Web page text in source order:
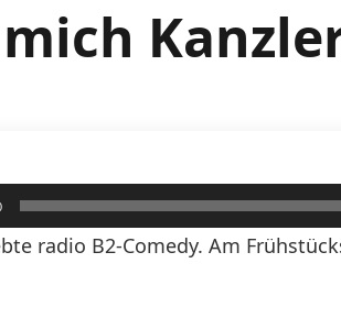
radio B2-Comedy. Am